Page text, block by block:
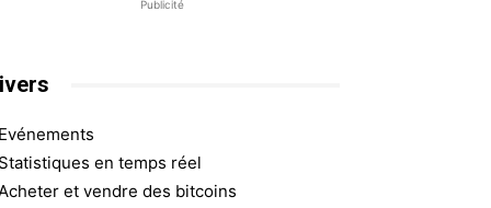
Publicité
Evénements
Statistiques en temps réel
et vendre des bitcoins